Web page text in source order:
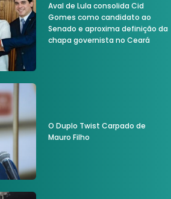
Aval de Lula consolida Cid
Gomes como candidato ao
Senado e aproxima definição da
chapa governista no Ceará
O Duplo Twist Carpado de
Mauro Filho